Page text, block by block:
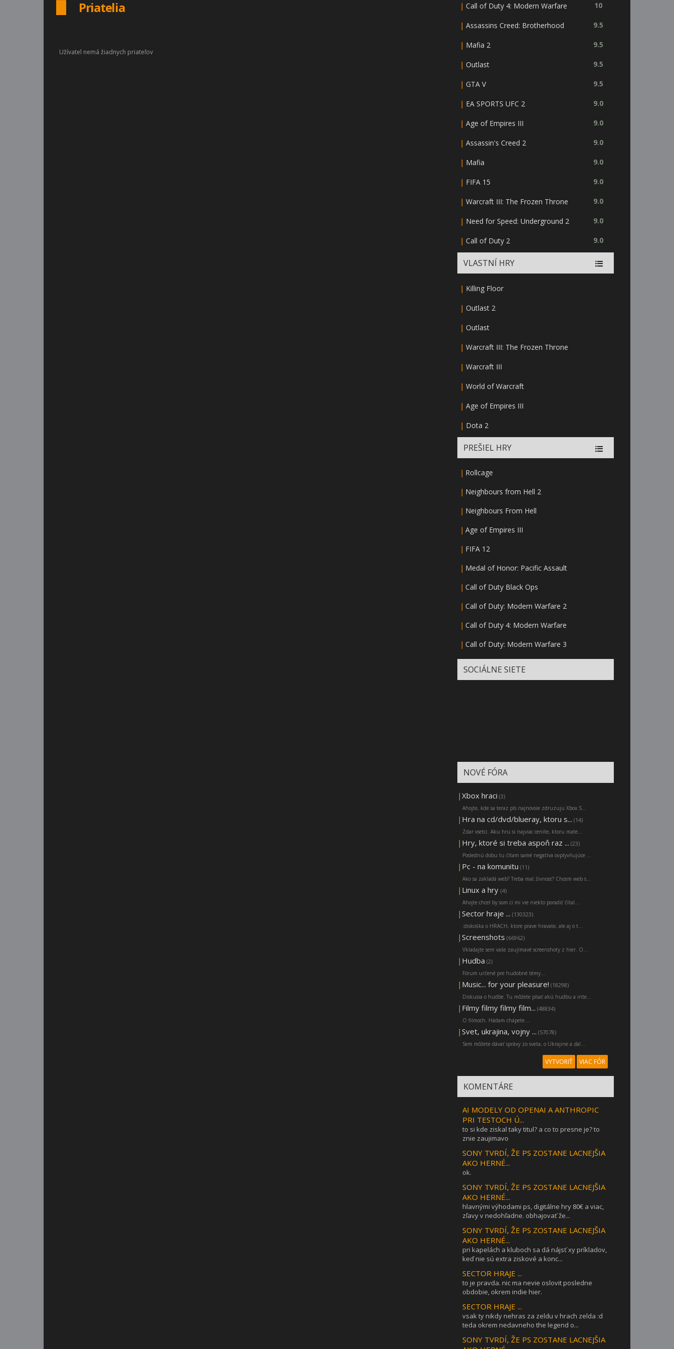
Priatelia
Užívatel nemá žiadnych priateľov
10
| Call of Duty 4: Modern Warfare
9.5
| Assassins Creed: Brotherhood
9.5
| Mafia 2
9.5
| Outlast
9.5
| GTA V
9.0
| EA SPORTS UFC 2
9.0
| Age of Empires III
9.0
| Assassin's Creed 2
9.0
| Mafia
9.0
| FIFA 15
9.0
| Warcraft III: The Frozen Throne
9.0
| Need for Speed: Underground 2
9.0
| Call of Duty 2
VLASTNÍ HRY
| Killing Floor
| Outlast 2
| Outlast
| Warcraft III: The Frozen Throne
| Warcraft III
| World of Warcraft
| Age of Empires III
| Dota 2
PREŠIEL HRY
| Rollcage
| Neighbours from Hell 2
| Neighbours From Hell
| Age of Empires III
| FIFA 12
| Medal of Honor: Pacific Assault
| Call of Duty Black Ops
| Call of Duty: Modern Warfare 2
| Call of Duty 4: Modern Warfare
| Call of Duty: Modern Warfare 3
SOCIÁLNE SIETE
NOVÉ FÓRA
| Xbox hraci (3)
Ahojte, kde sa teraz pls najnovsie zdruzuju Xbox S...
| Hra na cd/dvd/blueray, ktoru s... (14)
Zdar vsetci. Aku hru si najviac cenite, ktoru mate...
| Hry, ktoré si treba aspoň raz ... (23)
Poslednú dobu tu čítam samé negatíva ovplyvňujúce ...
| Pc - na komunitu (11)
Ako sa zakladá web? Treba mať živnosť? Chcem web s...
| Linux a hry (4)
Ahojte chcel by som ci mi vie niekto poradiť čítal...
| Sector hraje ... (130323)
:diskoška o HRACH, ktore prave hravate, ale aj o t...
| Screenshots (66962)
Vkladajte sem vaše zaujímavé screenshoty z hier. O...
| Hudba (2)
Fórum určené pre hudobné témy...
| Music... for your pleasure! (18298)
Diskusia o hudbe. Tu môžete písať akú hudbu a inte...
| Filmy filmy filmy film... (48834)
O filmoch. Hádam chápete....
| Svet, ukrajina, vojny ... (57078)
Sem môžete dávať správy zo sveta, o Ukrajine a ďal...
VYTVORIŤ VIAC FÓR
KOMENTÁRE
AI MODELY OD OPENAI A ANTHROPIC
PRI TESTOCH Ú...
to si kde ziskal taky titul? a co to presne je? to
znie zaujimavo
SONY TVRDÍ, ŽE PS ZOSTANE LACNEJŠIA
AKO HERNÉ...
ok.
SONY TVRDÍ, ŽE PS ZOSTANE LACNEJŠIA
AKO HERNÉ...
hlavnými výhodami ps, digitálne hry 80€ a viac,
zľavy v nedohľadne. obhajovať že...
SONY TVRDÍ, ŽE PS ZOSTANE LACNEJŠIA
AKO HERNÉ...
pri kapelách a kluboch sa dá nájsť xy príkladov,
keď nie sú extra ziskové a konc...
SECTOR HRAJE ...
to je pravda. nic ma nevie oslovit posledne
obdobie, okrem indie hier.
SECTOR HRAJE ...
vsak ty nikdy nehras za zeldu v hrach zelda :d
teda okrem nedavneho the legend o...
SONY TVRDÍ, ŽE PS ZOSTANE LACNEJŠIA